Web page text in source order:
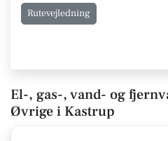
Rutevejledning
El-, gas-, vand- og
Øvrige i Kastrup